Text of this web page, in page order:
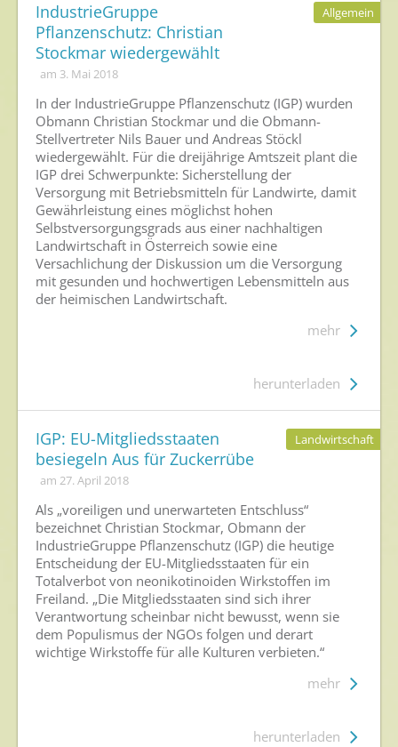
IndustrieGruppe
Pflanzenschutz: Christian
Stockmar wiedergewählt
am 3. Mai 2018
In der IndustrieGruppe Pflanzenschutz (IGP) wurden
Obmann Christian Stockmar und die Obmann-
Stellvertreter Nils Bauer und Andreas Stöckl
wiedergewählt. Für die dreijährige Amtszeit plant die
IGP drei Schwerpunkte: Sicherstellung der
Versorgung mit Betriebsmitteln für Landwirte, damit
Gewährleistung eines möglichst hohen
Selbstversorgungsgrads aus einer nachhaltigen
Landwirtschaft in Österreich sowie eine
Versachlichung der Diskussion um die Versorgung
mit gesunden und hochwertigen Lebensmitteln aus
der heimischen Landwirtschaft.
mehr
Allgemein
herunterladen
IGP: EU-Mitgliedsstaaten
besiegeln Aus für Zuckerrübe
am 27. April 2018
Als „voreiligen und unerwarteten Entschluss“
bezeichnet Christian Stockmar, Obmann der
IndustrieGruppe Pflanzenschutz (IGP) die heutige
Entscheidung der EU-Mitgliedsstaaten für ein
Totalverbot von neonikotinoiden Wirkstoffen im
Freiland. „Die Mitgliedsstaaten sind sich ihrer
Verantwortung scheinbar nicht bewusst, wenn sie
dem Populismus der NGOs folgen und derart
wichtige Wirkstoffe für alle Kulturen verbieten.“
mehr
Landwirtschaft
herunterladen